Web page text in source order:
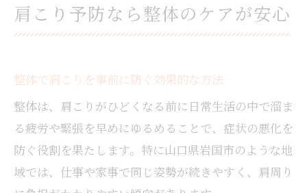
肩こり予防なら整体のケアが安心
整体で肩こりを事前に防ぐ効果的な方法
整体は、肩こりがひどくなる前に日常生活の中で溜ま
る疲労や緊張を早めにゆるめることで、症状の悪化を
防ぐ役割を果たします。特に山口県岩国市のような地
域では、仕事や家事で同じ姿勢が続きやすく、肩周り